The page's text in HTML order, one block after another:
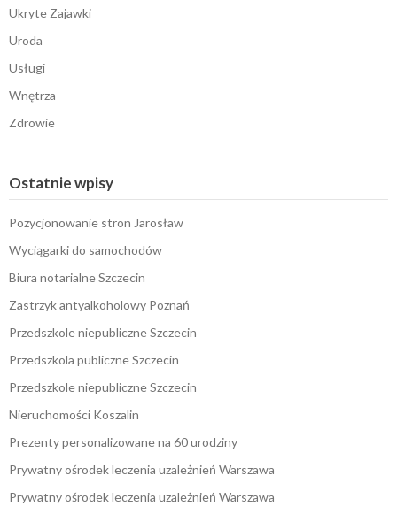
Ukryte Zajawki
Uroda
Usługi
Wnętrza
Zdrowie
Ostatnie wpisy
Pozycjonowanie stron Jarosław
Wyciągarki do samochodów
Biura notarialne Szczecin
Zastrzyk antyalkoholowy Poznań
Przedszkole niepubliczne Szczecin
Przedszkola publiczne Szczecin
Przedszkole niepubliczne Szczecin
Nieruchomości Koszalin
Prezenty personalizowane na 60 urodziny
Prywatny ośrodek leczenia uzależnień Warszawa
Prywatny ośrodek leczenia uzależnień Warszawa